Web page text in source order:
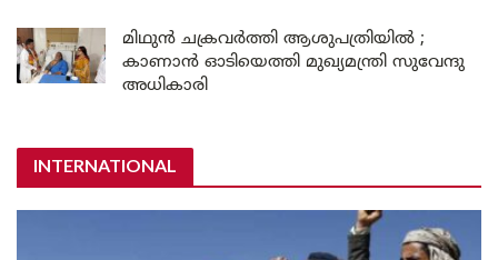
മിഥുൻ ചക്രവർത്തി ആശുപത്രിയിൽ ;
കാണാൻ ഓടിയെത്തി മുഖ്യമന്ത്രി സുവേന്ദു
അധികാരി
INTERNATIONAL